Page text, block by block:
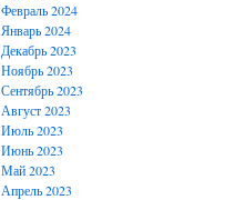
Февраль 2024
Январь 2024
Декабрь 2023
Ноябрь 2023
Сентябрь 2023
Август 2023
Июль 2023
Июнь 2023
Май 2023
Апрель 2023